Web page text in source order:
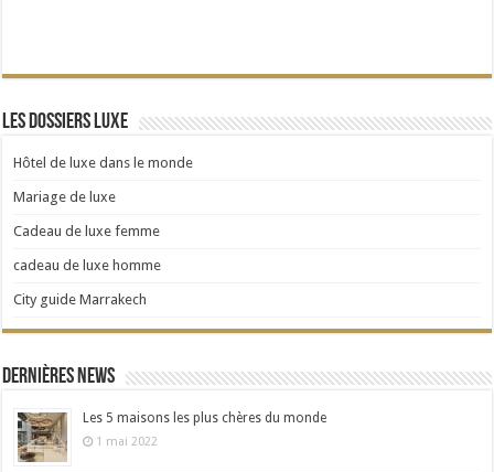
Les dossiers Luxe
Hôtel de luxe dans le monde
Mariage de luxe
Cadeau de luxe femme
cadeau de luxe homme
City guide Marrakech
Dernières news
Les 5 maisons les plus chères du monde
1 mai 2022